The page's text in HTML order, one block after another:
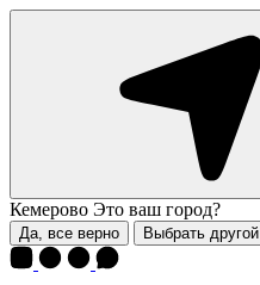
Кемерово Это ваш город?
Да, все верно Выбрать другой